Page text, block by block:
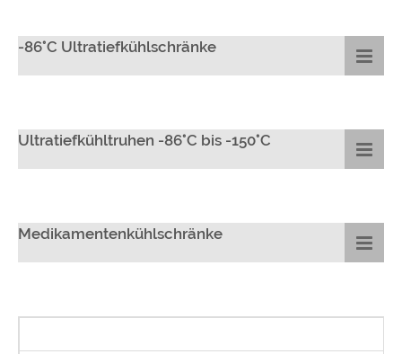
-86°C Ultratiefkühlschränke
Ultratiefkühltruhen -86°C bis -150°C
Medikamentenkühlschränke